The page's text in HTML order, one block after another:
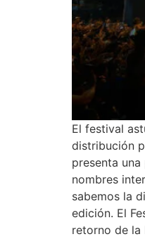
El festival
distribución
presenta
nombres
sabemos la
edición. El
retorno de la